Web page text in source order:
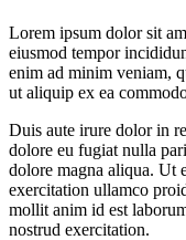
Lorem ipsum dolor sit
eiusmod tempor
enim ad minim veniam,
ut aliquip ex ea
Duis aute irure dolor in
dolore eu fugiat nulla
dolore magna aliqua. Ut
exercitation ullamco
mollit anim id est
nostrud exercitation.